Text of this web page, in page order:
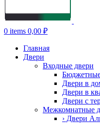
0 items 0,00 ₽
Главная
Двери
Входные двери
Двери в
Двери в
Двери с
Межкомнатные
› Двери